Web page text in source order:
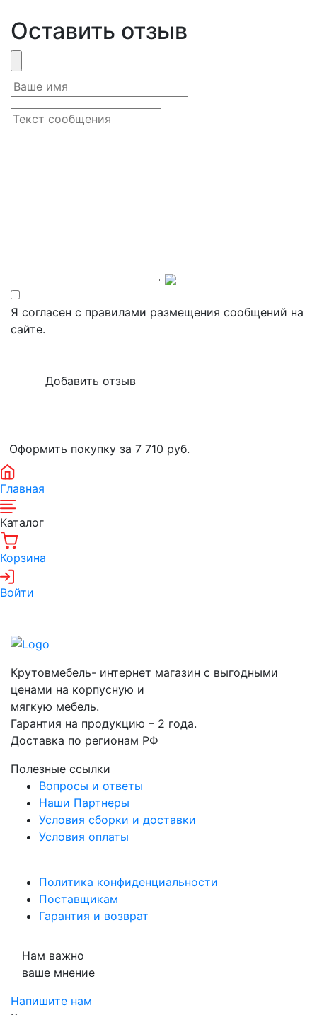
Оставить отзыв
Я согласен с правилами размещения сообщений на
сайте.
Оформить покупку за 7 710 руб.
Главная
Каталог
Корзина
Войти
Крутовмебель- интернет магазин с выгодными
ценами на корпусную и
мягкую мебель.
Гарантия на продукцию – 2 года.
Доставка по регионам РФ
Полезные ссылки
Вопросы и ответы
Наши Партнеры
Условия сборки и доставки
Условия оплаты
Политика конфиденциальности
Поставщикам
Гарантия и возврат
Нам важно
ваше мнение
Напишите нам